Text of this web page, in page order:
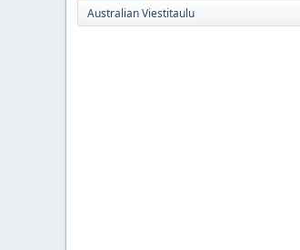
Australian Viestitaulu